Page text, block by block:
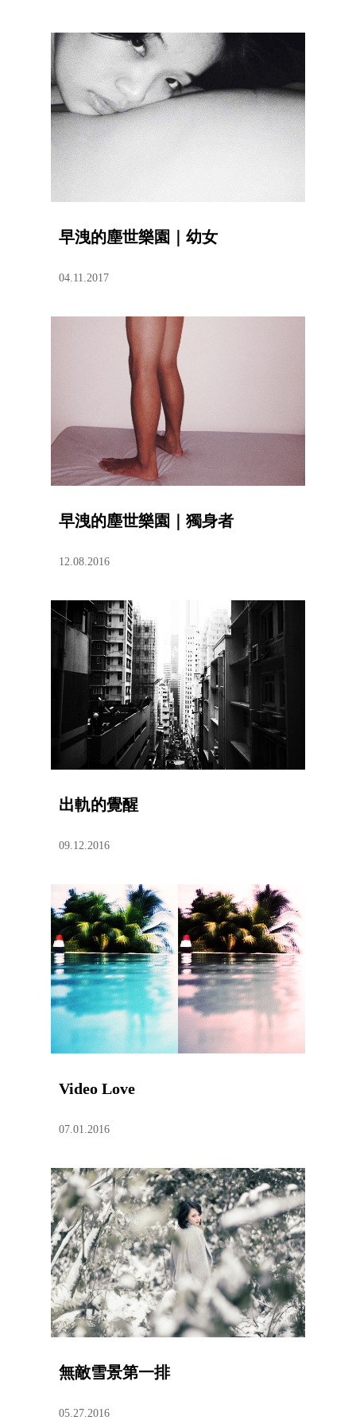
早洩的塵世樂園｜幼女
04.11.2017
早洩的塵世樂園｜獨身者
12.08.2016
出軌的覺醒
09.12.2016
Video Love
07.01.2016
無敵雪景第一排
05.27.2016